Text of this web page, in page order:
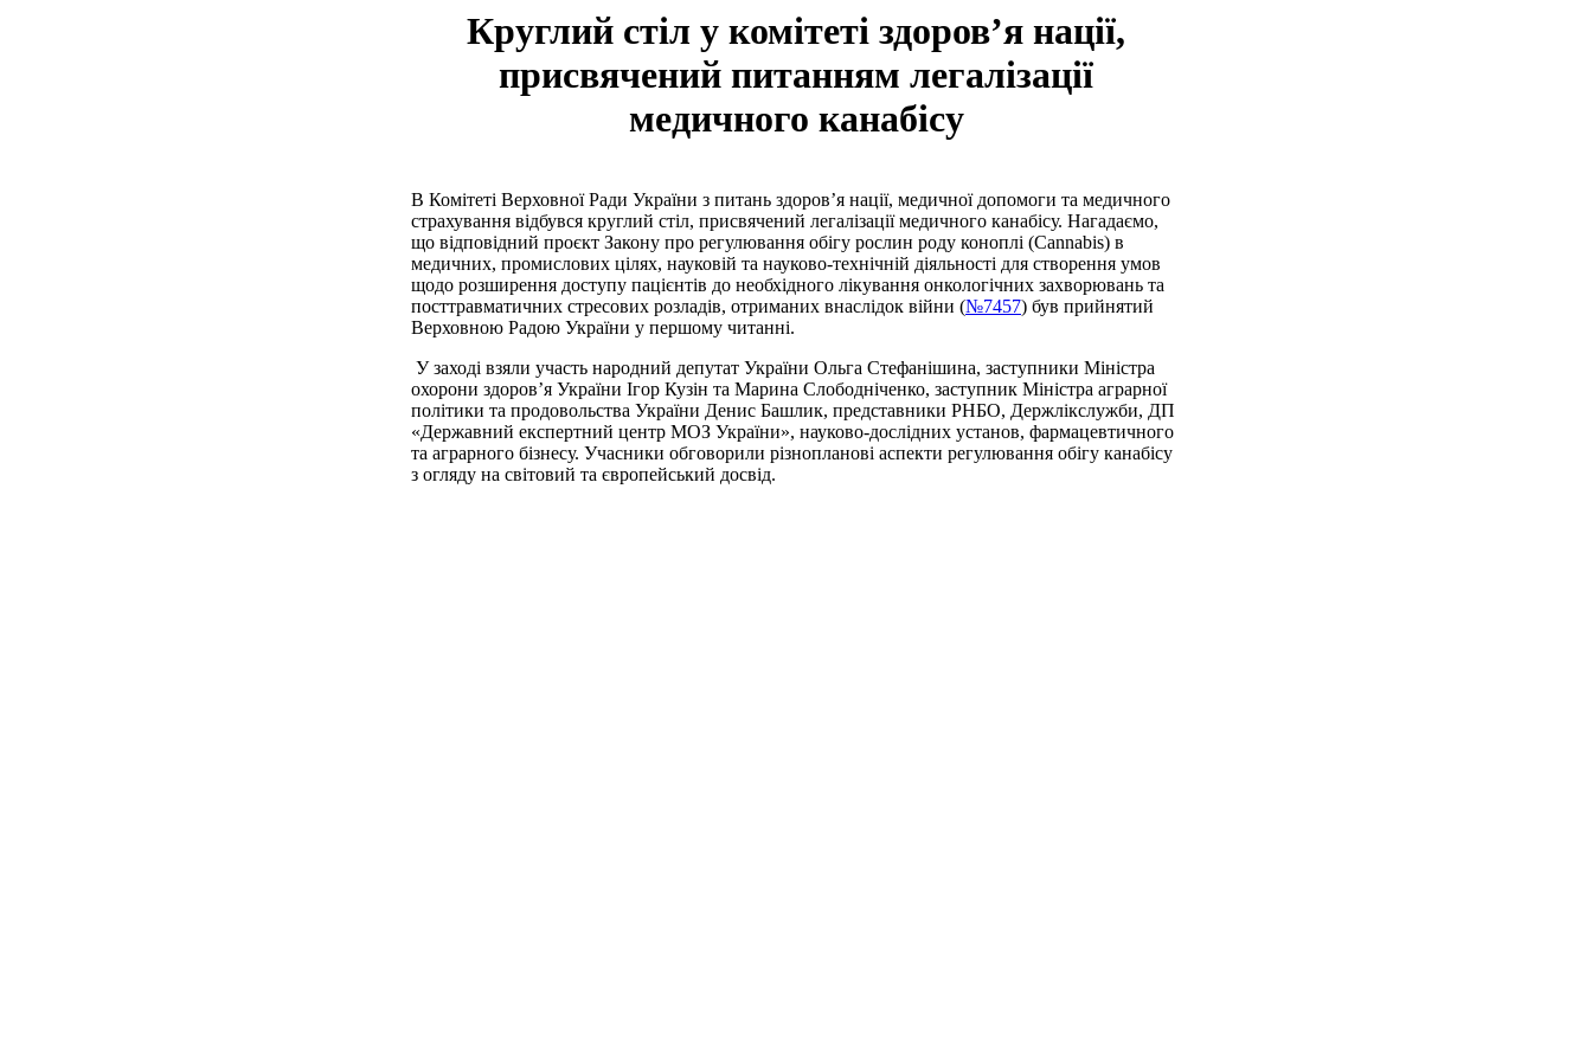
Круглий стіл у комітеті здоров’я нації,
присвячений питанням легалізації
медичного канабісу
В Комітеті Верховної Ради України з питань здоров’я нації, медичної допомоги та медичного
страхування відбувся круглий стіл, присвячений легалізації медичного канабісу. Нагадаємо,
що відповідний проєкт Закону про регулювання обігу рослин роду коноплі (Cannabis) в
медичних, промислових цілях, науковій та науково-технічній діяльності для створення умов
щодо розширення доступу пацієнтів до необхідного лікування онкологічних захворювань та
посттравматичних стресових розладів, отриманих внаслідок війни (№7457) був прийнятий
Верховною Радою України у першому читанні.
У заході взяли участь народний депутат України Ольга Стефанішина, заступники Міністра
охорони здоров’я України Ігор Кузін та Марина Слободніченко, заступник Міністра аграрної
політики та продовольства України Денис Башлик, представники РНБО, Держлікслужби, ДП
«Державний експертний центр МОЗ України», науково-дослідних установ, фармацевтичного
та аграрного бізнесу. Учасники обговорили різнопланові аспекти регулювання обігу канабісу
з огляду на світовий та європейський досвід.